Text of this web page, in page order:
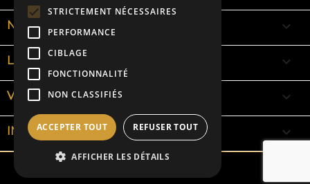
NOS BRACELETS 
LA SIGNIFICATION DES COULEURS 
VOTRE COMPTE 
INFORMATIONS keyboard_arrow_down
STRICTEMENT NÉCESSAIRES
PERFORMANCE
CIBLAGE
FONCTIONNALITÉ
NON CLASSIFIÉS
ACCEPTER TOUT REFUSER TOUT
AFFICHER LES DÉTAILS